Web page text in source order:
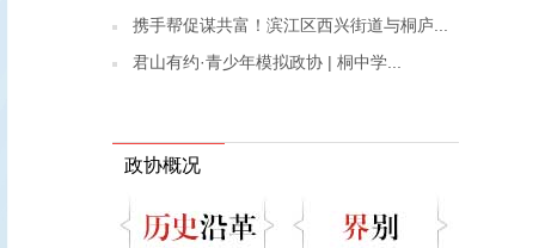
携手帮促谋共富！滨江区西兴街道与桐庐...
君山有约·青少年模拟政协 | 桐中学...
政协概况